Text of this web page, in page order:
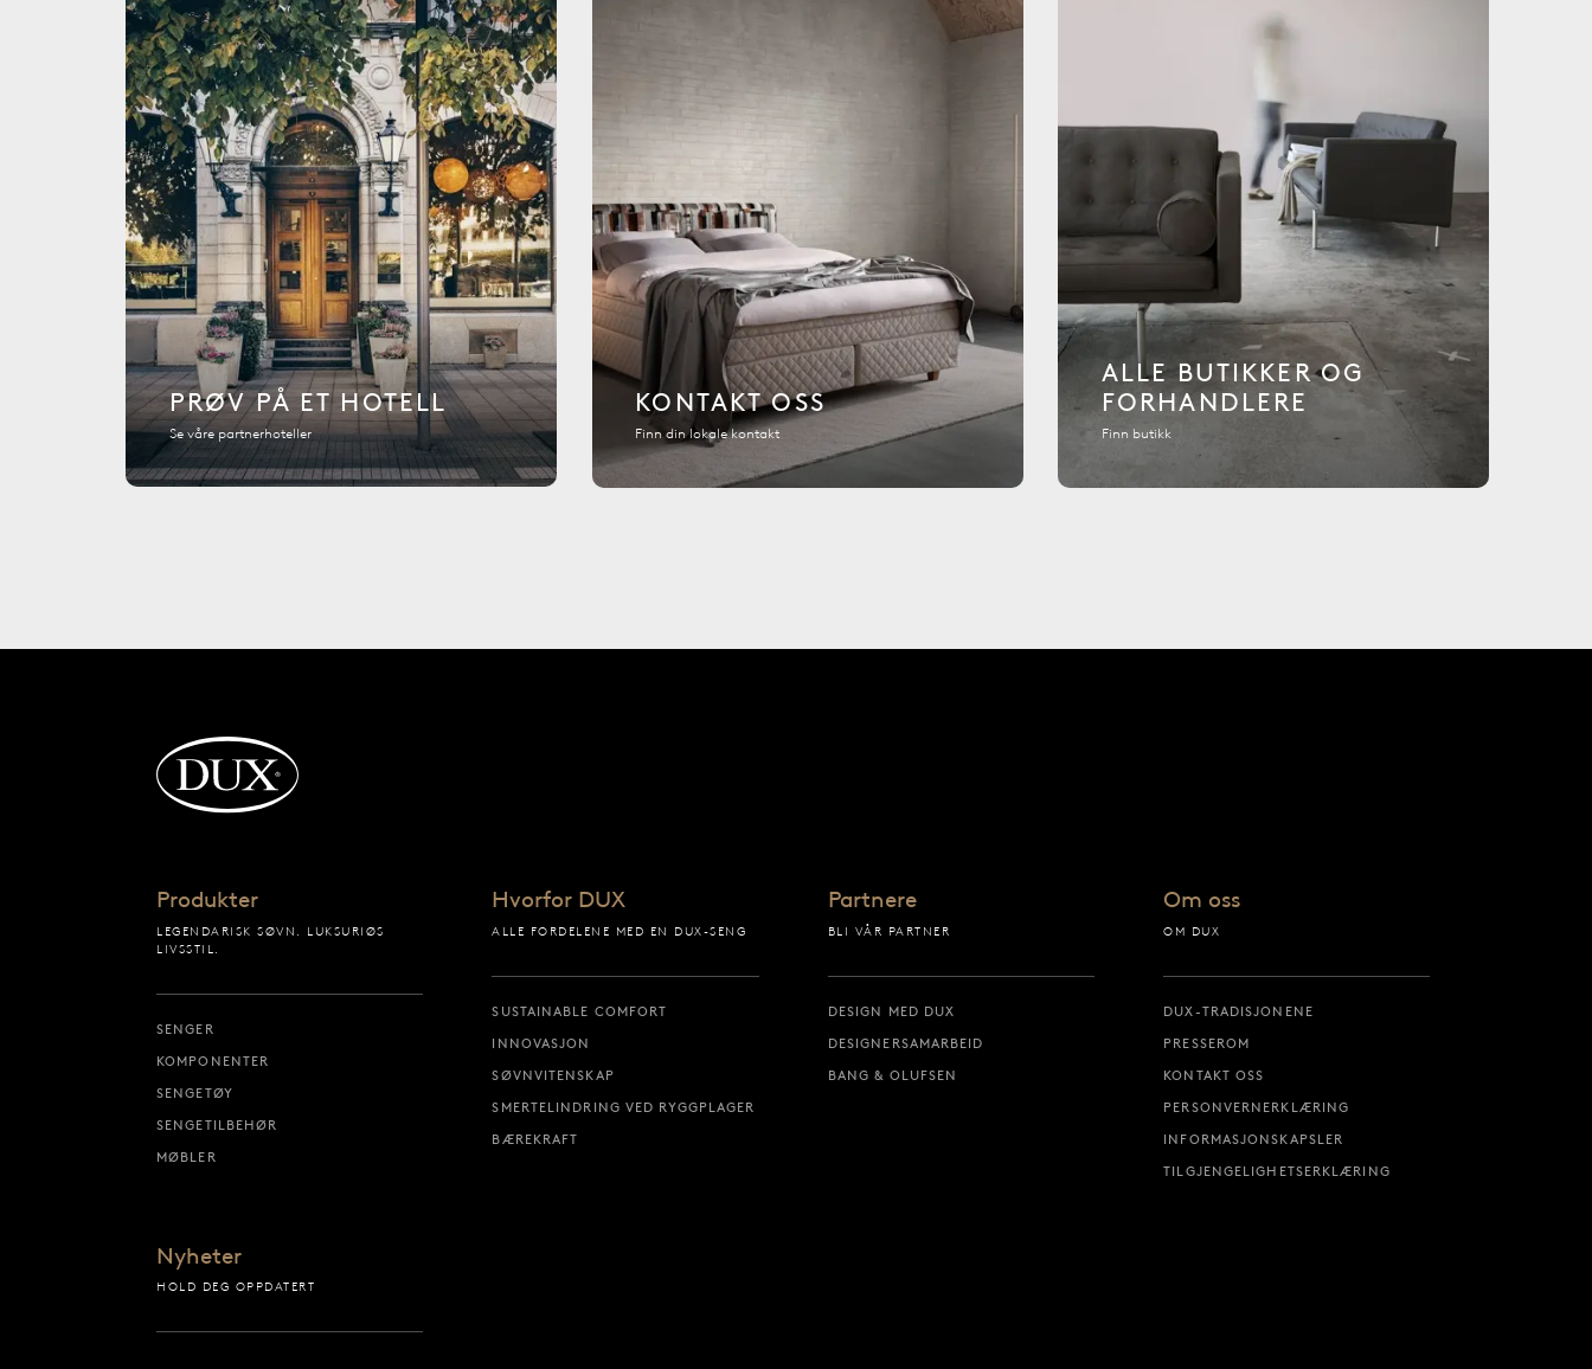
PRØV PÅ ET HOTELL
Se våre partnerhoteller
KONTAKT OSS
Finn din lokale kontakt
ALLE BUTIKKER OG
FORHANDLERE
Finn butikk
Produkter
LEGENDARISK SØVN. LUKSURIØS
LIVSSTIL.
SENGER
KOMPONENTER
SENGETØY
SENGETILBEHØR
MØBLER
Hvorfor DUX
ALLE FORDELENE MED EN DUX-SENG
SUSTAINABLE COMFORT
INNOVASJON
SØVNVITENSKAP
SMERTELINDRING VED RYGGPLAGER
BÆREKRAFT
Partnere
BLI VÅR PARTNER
DESIGN MED DUX
DESIGNERSAMARBEID
BANG & OLUFSEN
Om oss
OM DUX
DUX-TRADISJONENE
PRESSEROM
KONTAKT OSS
PERSONVERNERKLÆRING
INFORMASJONSKAPSLER
TILGJENGELIGHETSERKLÆRING
Nyheter
HOLD DEG OPPDATERT